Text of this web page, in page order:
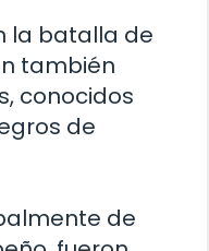
la batalla de
también
conocidos
de
de